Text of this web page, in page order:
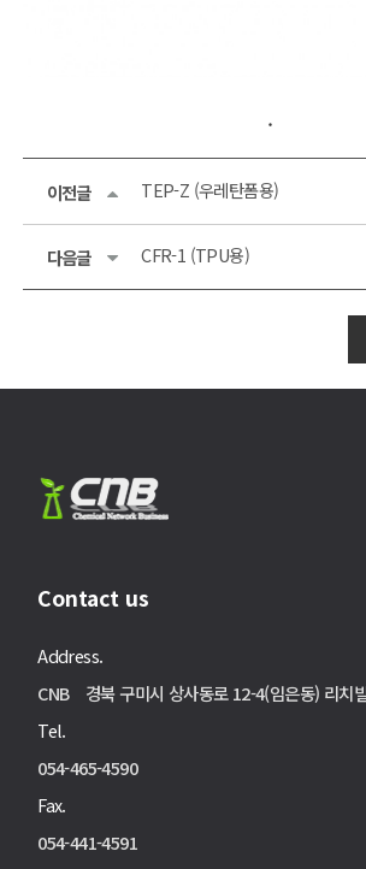
.
이전글 TEP-Z (우레탄폼용)
다음글 CFR-1 (TPU용)
Contact us
Address.
CNB 경북 구미시 상사동로 12-4(임은동) 리치
Tel.
054-465-4590
Fax.
054-441-4591